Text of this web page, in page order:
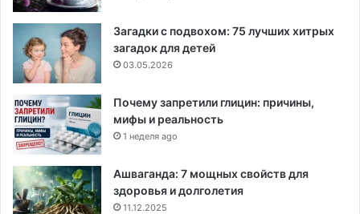
Загадки с подвохом: 75 лучших хитрых
загадок для детей
03.05.2026
Почему запретили глицин: причины,
мифы и реальность
1 неделя ago
Ашваганда: 7 мощных свойств для
здоровья и долголетия
11.12.2025